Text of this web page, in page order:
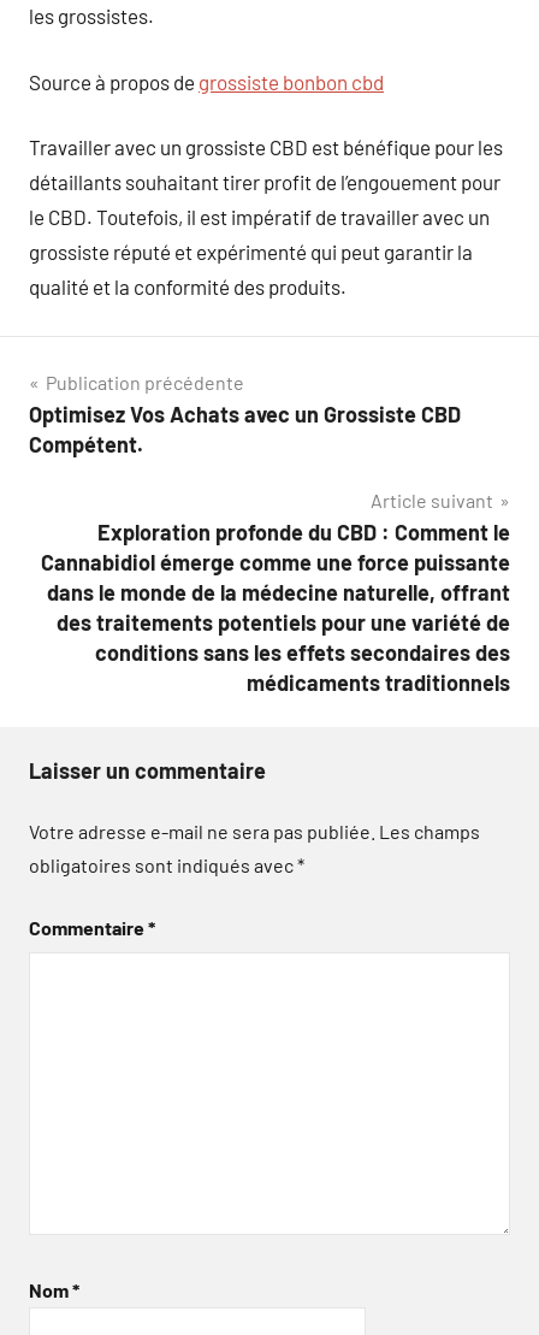
les grossistes.
Source à propos de grossiste bonbon cbd
Travailler avec un grossiste CBD est bénéfique pour les
détaillants souhaitant tirer profit de l’engouement pour
le CBD. Toutefois, il est impératif de travailler avec un
grossiste réputé et expérimenté qui peut garantir la
qualité et la conformité des produits.
Navigation
de
Publication précédente
Optimisez Vos Achats avec un Grossiste CBD
Compétent.
Article suivant
Exploration profonde du CBD : Comment le
Cannabidiol émerge comme une force puissante
dans le monde de la médecine naturelle, offrant
des traitements potentiels pour une variété de
conditions sans les effets secondaires des
médicaments traditionnels
Laisser un commentaire
Votre adresse e-mail ne sera pas publiée. Les champs
obligatoires sont indiqués avec*
Commentaire*
Nom*